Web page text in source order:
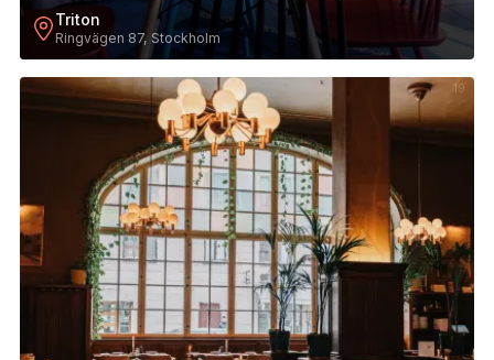
Triton
Ringvägen 87, Stockholm
19